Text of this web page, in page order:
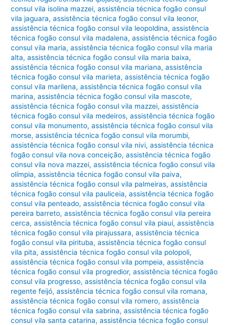
consul vila isolina mazzei,assistência técnica fogão consul
vila jaguara,assistência técnica fogão consul vila leonor,
assistência técnica fogão consul vila leopoldina,assistência
técnica fogão consul vila madalena,assistência técnica fogão
consul vila maria,assistência técnica fogão consul vila maria
alta,assistência técnica fogão consul vila maria baixa,
assistência técnica fogão consul vila mariana,assistência
técnica fogão consul vila marieta,assistência técnica fogão
consul vila marilena,assistência técnica fogão consul vila
marina,assistência técnica fogão consul vila mascote,
assistência técnica fogão consul vila mazzei,assistência
técnica fogão consul vila medeiros,assistência técnica fogão
consul vila monumento,assistência técnica fogão consul vila
morse,assistência técnica fogão consul vila morumbi,
assistência técnica fogão consul vila nivi,assistência técnica
fogão consul vila nova conceição,assistência técnica fogão
consul vila nova mazzei,assistência técnica fogão consul vila
olímpia,assistência técnica fogão consul vila paiva,
assistência técnica fogão consul vila palmeiras,assistência
técnica fogão consul vila pauliceia,assistência técnica fogão
consul vila penteado,assistência técnica fogão consul vila
pereira barreto,assistência técnica fogão consul vila pereira
cerca,assistência técnica fogão consul vila piauí,assistência
técnica fogão consul vila pirajussara,assistência técnica
fogão consul vila pirituba,assistência técnica fogão consul
vila pita,assistência técnica fogão consul vila polopoli,
assistência técnica fogão consul vila pompeia,assistência
técnica fogão consul vila progredior,assistência técnica fogão
consul vila progresso,assistência técnica fogão consul vila
regente feijó,assistência técnica fogão consul vila romana,
assistência técnica fogão consul vila romero,assistência
técnica fogão consul vila sabrina,assistência técnica fogão
consul vila santa catarina,assistência técnica fogão consul